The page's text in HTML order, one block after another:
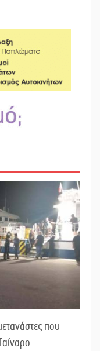
που